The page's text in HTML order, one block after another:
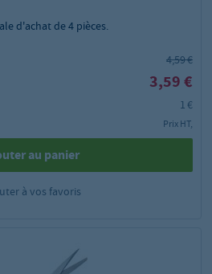
d'achat de4 pièces.
4,59 €
3,59 €
1 €
Prix HT,
au panier
à vos favoris